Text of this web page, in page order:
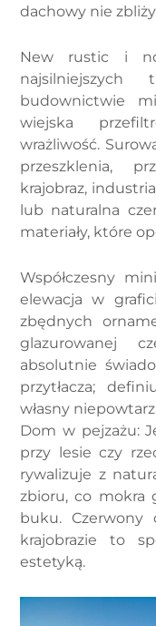
dachowy nie
New rustic i
budownictwie
wiejska
wrażliwość.
przeszklenia,
krajobraz,
lub naturalna
materiały, które
Współczesny
elewacja w
zbędnych
glazurowanej
absolutnie
przytłacza;
własny
Dom w pejzażu:
przy lesie czy
rywalizuje z
zbioru, co mokra
buku. Czerwony
krajobrazie to
estetyką.